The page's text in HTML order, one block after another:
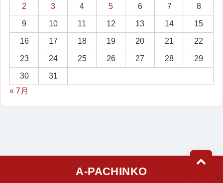
2 3 4 5 6 7 8
9 10 11 12 13 14 15
16 17 18 19 20 21 22
23 24 25 26 27 28 29
30
31
« 7月